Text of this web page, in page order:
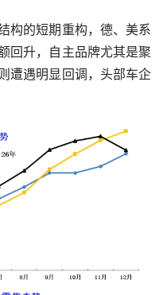
构的短期重构，德、美系
回升，自主品牌尤其是聚
遭遇明显回调，头部车企